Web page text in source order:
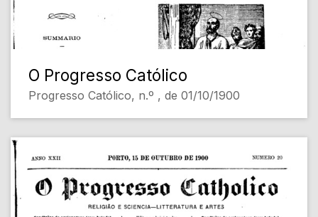
O Progresso Católico
Progresso Católico, n.º , de 01/10/1900